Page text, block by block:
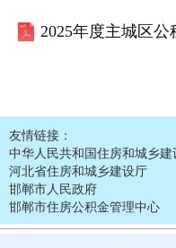
2025年度主城区
友情链接：
中华人民共和国住房和城乡建
河北省住房和城乡建设厅
邯郸市人民政府
邯郸市住房公积金管理中心